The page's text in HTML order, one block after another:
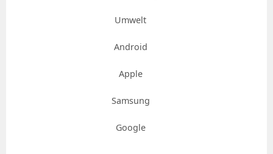
Umwelt
Android
Apple
Samsung
Google